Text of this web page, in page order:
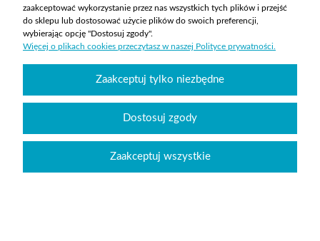
ZAKUPY
POMOC
MOJE KONTO
INFORMACJE
Wyposażenie szkół sklepabcwyposazenia.pl|handlowy@abcwyposazenia.pl
Tel:91 307 91 00| Johna Baildona 24C lok. 25 | NIP: 6342856894 | REGON:
zaakceptować wykorzystanie przez nas wszystkich tych plików i przejść
do sklepu lub dostosować użycie plików do swoich preferencji,
wybierając opcję "Dostosuj zgody".
Więcej o plikach cookies przeczytasz w naszej Polityce prywatności.
Zaakceptuj tylko niezbędne
Dostosuj zgody
Zaakceptuj wszystkie